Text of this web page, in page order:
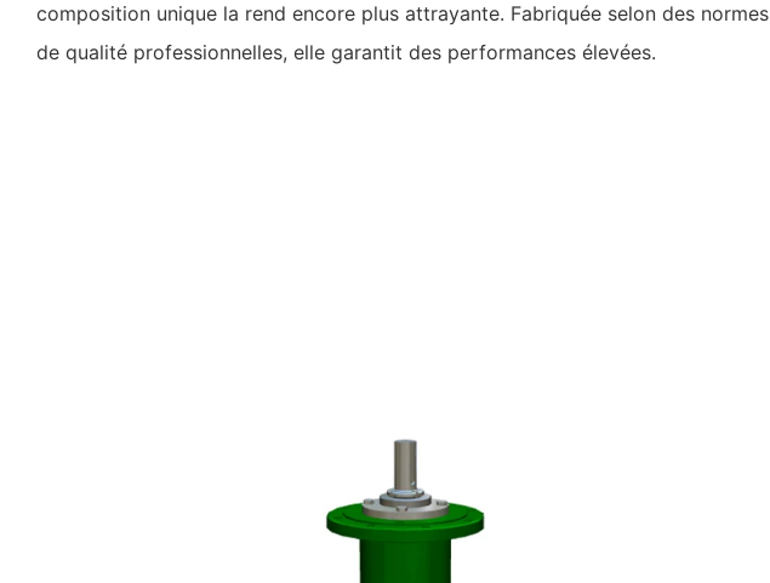
composition unique la rend encore plus attrayante. Fabriquée selon des normes
de qualité professionnelles, elle garantit des performances élevées.